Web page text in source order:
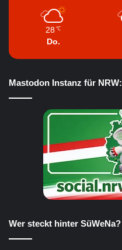
28 ℃
Do.
Mastodon Instanz für NRW:
Wer steckt hinter SüWeNa?